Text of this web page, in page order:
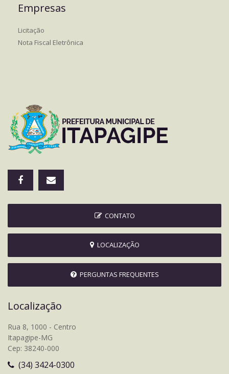
Empresas
Licitação
Nota Fiscal Eletrônica
CONTATO
LOCALIZAÇÃO
PERGUNTAS FREQUENTES
Localização
Rua 8, 1000 - Centro
Itapagipe-MG
Cep: 38240-000
(34) 3424-0300